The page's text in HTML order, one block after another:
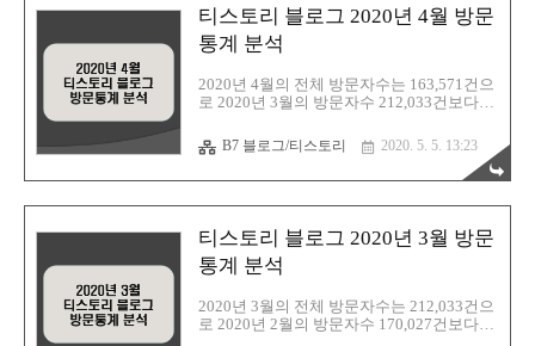
석하여 정리해본다. 1. 티스토리 블로그 검색
유입(티스토리 방문통계) 2. 네이버 애널리틱
스 차트 분석 티스토리 블로그 2020년 5월 방
문통계 분석 ▶ 티스토리 블로그 2020년 4월
방문통계 분석 :
https://barista7.tistory.com/2510 ▶ 티스토리
블로그 2020년 3월 방문통계 분석 : ..
티스토리 블로그 2020년 4월 방문
통계 분석
2020년 4월의 전체 방문자수는 163,571건으
로 2020년 3월의 방문자수 212,033건보다
글 43.54%, 다음 34.15%, 네이버 18.23%, 빙
2.41%, 기타 1.67% 순으로 구글이 검색순위
상위를 차지하였고, 네이버 검색은 지난달
방문자수와 블로그 검색 유입 통계자료를 분
석하여 정리해본다. 1. 티스토리 블로그 검색
유입(티스토리 방문통계) 2. 네이버 애널리틱
스 차트 분석 티스토리 블로그 2020년 4월 방
문통계 분석 ▶ 티스토리 블로그 2020년 3월
방문통계 분석 :
https://barista7.tistory.com/2383 ▶ 티스토리
블로그 2020년 2월 방문통계 분석 : ..
B7 블로그/티스토리 2020. 5. 5. 13:23
티스토리 블로그 2020년 3월 방문
통계 분석
2020년 3월의 전체 방문자수는 212,033건으
로 2020년 2월의 방문자수 170,027건보다